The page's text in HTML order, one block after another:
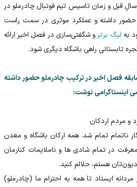
قبل و زمان تاسیس تیم فوتبال چادرملو در
داشته و عملکرد موثری در سمت راست
به لیگ برتر و شگفتی‌سازی در فصل اخیر ارائه
تابستانی راهی باشگاه دیگری شود.
راست که در 22 مسابقه فصل اخیر در ترکیب چادرملو حضور داشته
اینستاگرامی نوشت:
مردم اردکان
ناتمام تمام شد. همه ارکان باشگاه و معدن
در تمام شادی ها و ناملایمات کنارمان
هستم، حلالم کنید.
ایستاد تا همه به احترام ما (چادرملو)